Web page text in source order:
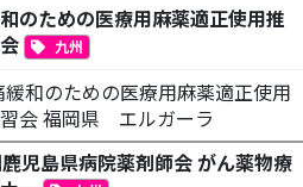
のための医療用麻薬適正使用推
九州
緩和のための医療用麻薬適正使用
会 福岡県 エルガーラ
児島県病院薬剤師会 がん薬物療